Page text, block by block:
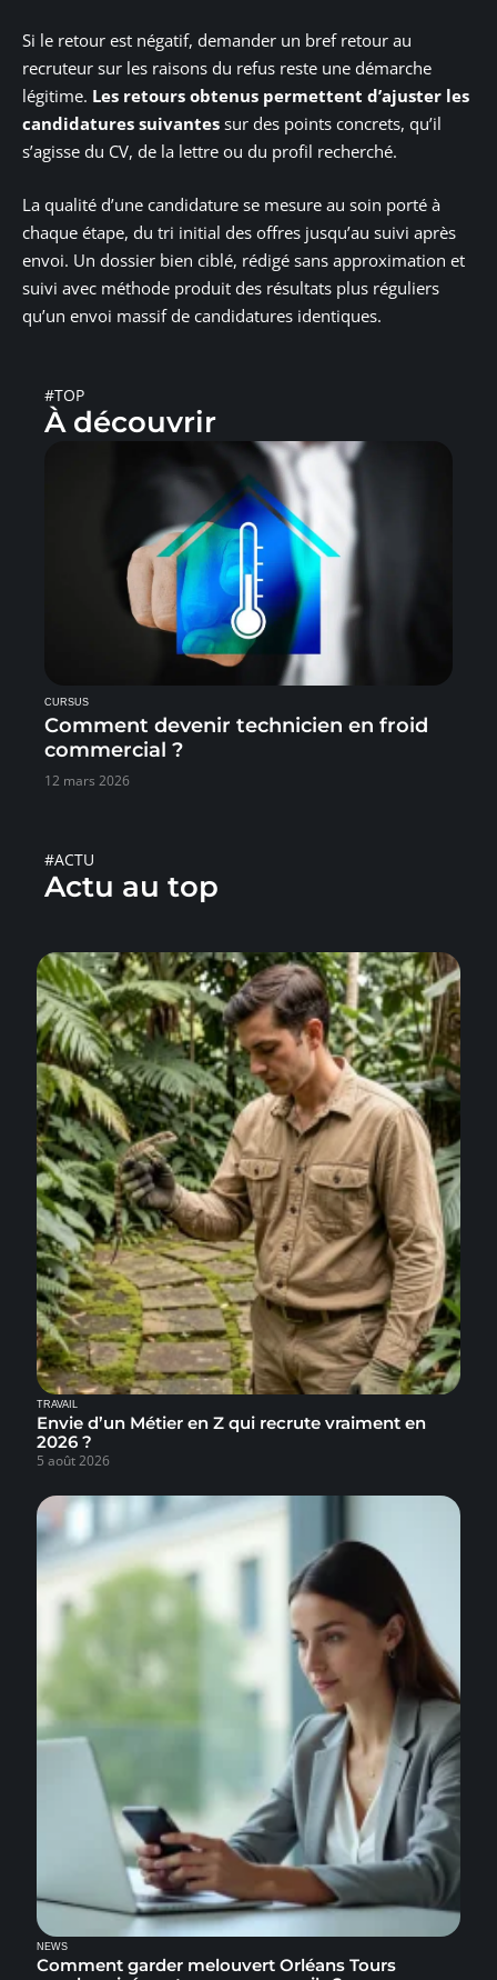
Si le retour est négatif, demander un bref retour au
recruteur sur les raisons du refus reste une démarche
légitime. Les retours obtenus permettent d’ajuster les
candidatures suivantes sur des points concrets, qu’il
s’agisse du CV, de la lettre ou du profil recherché.
La qualité d’une candidature se mesure au soin porté à
chaque étape, du tri initial des offres jusqu’au suivi après
envoi. Un dossier bien ciblé, rédigé sans approximation et
suivi avec méthode produit des résultats plus réguliers
qu’un envoi massif de candidatures identiques.
#TOP
À découvrir
CURSUS
Comment devenir technicien en froid
commercial ?
12 mars 2026
#ACTU
Actu au top
TRAVAIL
Envie d’un Métier en Z qui recrute vraiment en
2026 ?
5 août 2026
NEWS
Comment garder melouvert Orléans Tours